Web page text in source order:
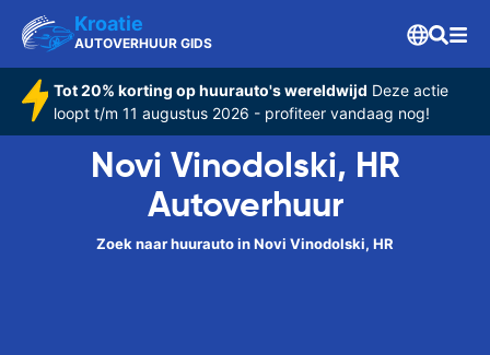
Kroatie
AUTOVERHUUR GIDS
Tot 20% korting op huurauto's wereldwijd Deze actie
loopt t/m 11 augustus 2026 - profiteer vandaag nog!
Novi Vinodolski, HR
Autoverhuur
Zoek naar huurauto in Novi Vinodolski, HR